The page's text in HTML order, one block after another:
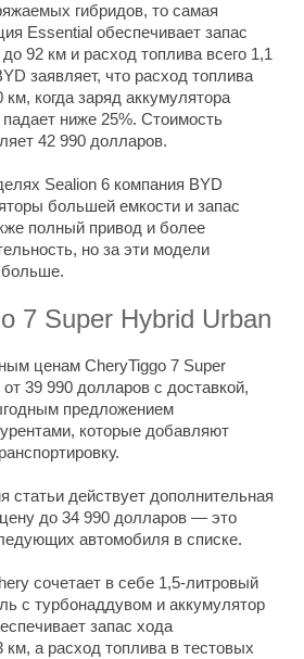
гибридов, то самая
Essential обеспечивает запас
92 км и расход топлива всего 1,1
заявляет, что расход топлива
когда заряд аккумулятора
ниже 25%. Стоимость
42 990 долларов.
Sealion 6 компания BYD
большей емкости и запас
полный привод и более
но за эти модели
больше.
7 Super Hybrid Urban
ценам CheryTiggo 7 Super
39 990 долларов с доставкой,
предложением
которые добавляют
статьи действует дополнительная
до 34 990 долларов — это
автомобиля в списке.
сочетает в себе 1,5-литровый
с турбонаддувом и аккумулятор
запас хода
км, а расход топлива в тестовых